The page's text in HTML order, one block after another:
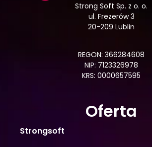
Strong Soft Sp. z o. o.
ul. Frezerów 3
20-209 Lublin
REGON: 366284608
NIP: 7123326978
KRS: 0000657595
Oferta
Strongsoft